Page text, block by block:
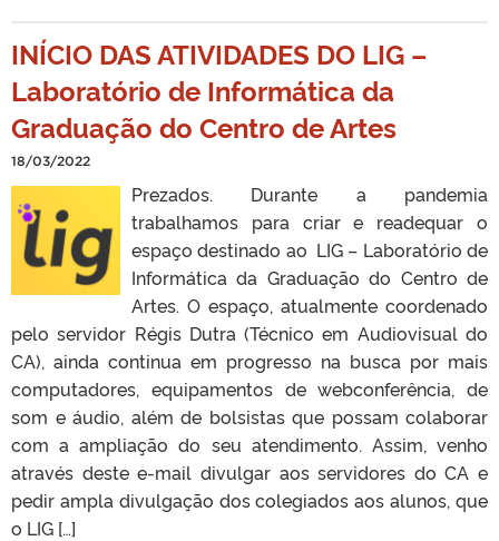
INÍCIO DAS ATIVIDADES DO LIG –
Laboratório de Informática da
Graduação do Centro de Artes
18/03/2022
Prezados. Durante a pandemia
trabalhamos para criar e readequar o
espaço destinado ao LIG – Laboratório de
Informática da Graduação do Centro de
Artes. O espaço, atualmente coordenado
pelo servidor Régis Dutra (Técnico em Audiovisual do
CA), ainda continua em progresso na busca por mais
computadores, equipamentos de webconferência, de
som e áudio, além de bolsistas que possam colaborar
com a ampliação do seu atendimento. Assim, venho
através deste e-mail divulgar aos servidores do CA e
pedir ampla divulgação dos colegiados aos alunos, que
o LIG […]